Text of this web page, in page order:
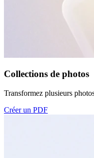
Collections de photos
Transformez plusieurs
Créer un PDF